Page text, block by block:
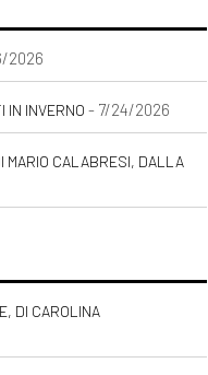
2026
IN INVERNO - 7/24/2026
MARIO CALABRESI, DALLA
DI CAROLINA